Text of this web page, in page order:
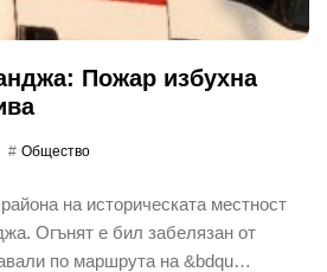
Пожар избухна
Общество
на историческата местност
Огънят е бил забелязан от
по маршрута на &bdqu…